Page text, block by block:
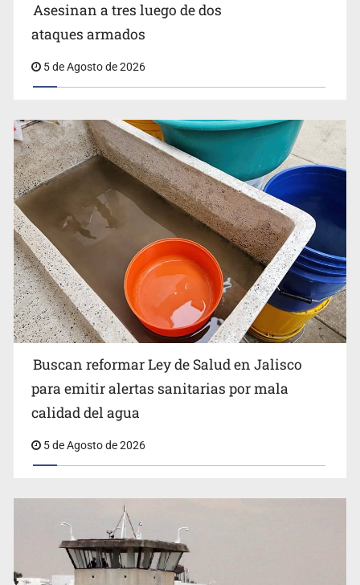
Buscan reformar Ley de Salud en Jalisco para emitir
alertas sanitarias por mala calidad del agua
Citarían a Medrano si persiste falta de diálogo con
vecinos de Mirador San Isidro
Asesinan a tres luego de dos
ataques armados
5 de Agosto de 2026
Buscan reformar Ley de Salud en Jalisco
para emitir alertas sanitarias por mala
calidad del agua
5 de Agosto de 2026